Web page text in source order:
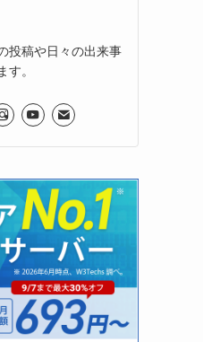
投稿や日々の出来事
す。